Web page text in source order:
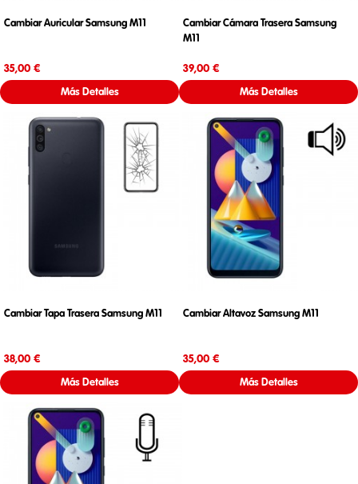
Cambiar Auricular Samsung M11
35,00 €
Más Detalles
Cambiar Cámara Trasera Samsung
M11
39,00 €
Más Detalles
Cambiar Tapa Trasera Samsung M11
38,00 €
Más Detalles
Cambiar Altavoz Samsung M11
35,00 €
Más Detalles